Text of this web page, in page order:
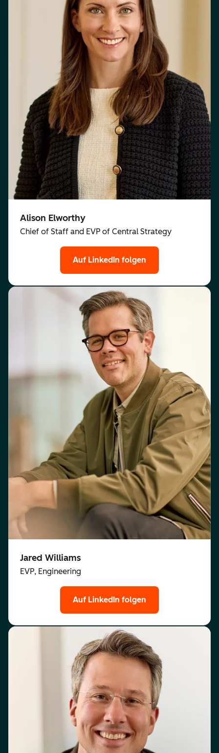
Alison Elworthy
Chief of Staff and EVP of Central Strategy
Auf LinkedIn folgen
Jared Williams
EVP, Engineering
Auf LinkedIn folgen